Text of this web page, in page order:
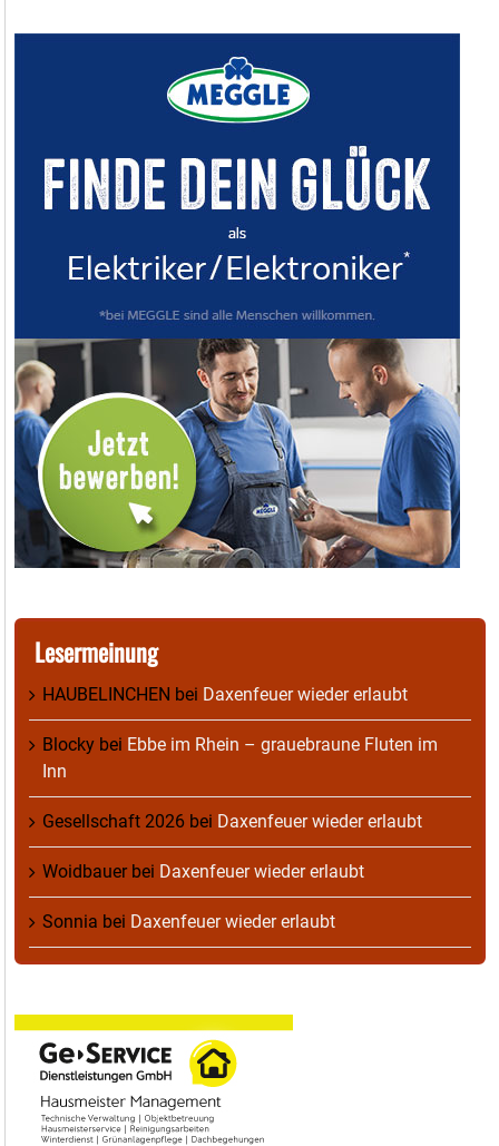
Lesermeinung
HAUBELINCHEN bei Daxenfeuer wieder erlaubt
Blocky bei Ebbe im Rhein – grauebraune Fluten im
Inn
Gesellschaft 2026 bei Daxenfeuer wieder erlaubt
Woidbauerbei Daxenfeuer wieder erlaubt
Sonnia bei Daxenfeuer wieder erlaubt